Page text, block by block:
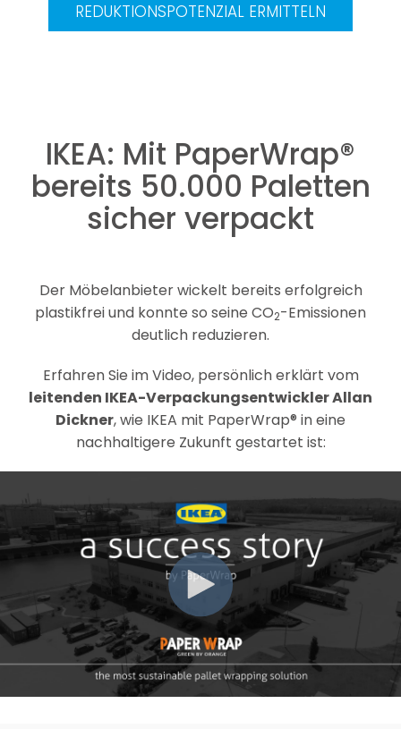
REDUKTIONSPOTENZIAL ERMITTELN
IKEA: Mit PaperWrap®
bereits 50.000 Paletten
sicher verpackt
Der Möbelanbieter wickelt bereits erfolgreich
plastikfrei und konnte so seine CO2-Emissionen
deutlich reduzieren.
Erfahren Sie im Video, persönlich erklärt vom
leitenden IKEA-Verpackungsentwickler Allan
Dickner, wie IKEA mit PaperWrap® in eine
nachhaltigere Zukunft gestartet ist: